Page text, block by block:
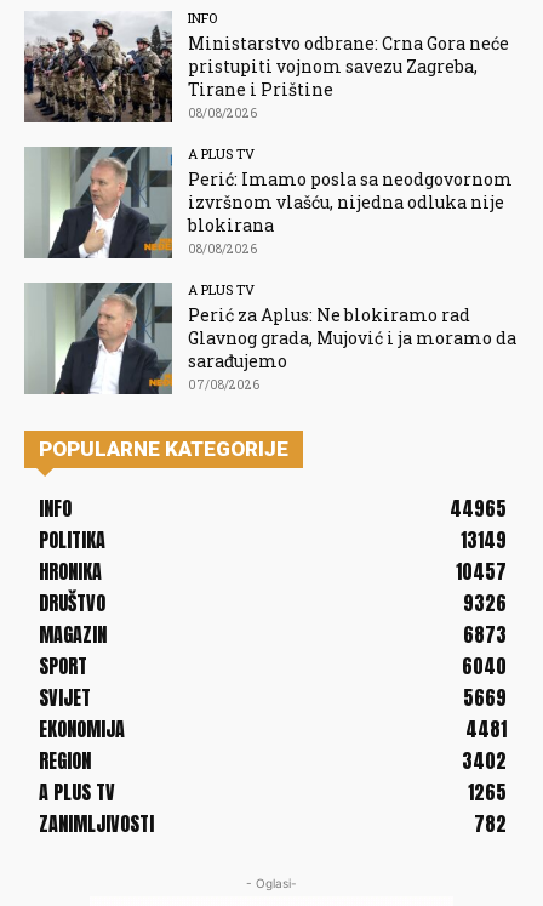
INFO
Ministarstvo odbrane: Crna Gora neće
pristupiti vojnom savezu Zagreba,
Tirane i Prištine
08/08/2026
A PLUS TV
Perić: Imamo posla sa neodgovornom
izvršnom vlašću, nijedna odluka nije
blokirana
08/08/2026
A PLUS TV
Perić za Aplus: Ne blokiramo rad
Glavnog grada, Mujović i ja moramo da
sarađujemo
07/08/2026
POPULARNE KATEGORIJE
INFO
44965
POLITIKA
13149
HRONIKA
10457
DRUŠTVO
9326
MAGAZIN
6873
SPORT
6040
SVIJET
5669
EKONOMIJA
4481
REGION
3402
A PLUS TV
1265
ZANIMLJIVOSTI
782
- Oglasi-